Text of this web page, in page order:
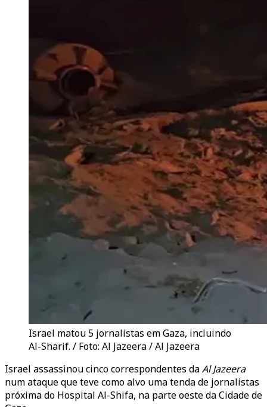
Israel matou 5 jornalistas em Gaza, incluindo
Al-Sharif. / Foto: Al Jazeera / Al Jazeera
Israel assassinou cinco correspondentes daAl Jazeera
num ataque que teve como alvo uma tenda de jornalistas
próxima do Hospital Al-Shifa, na parte oeste da Cidade de